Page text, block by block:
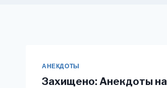
АНЕКДОТЫ
Захищено: Анекдоты на